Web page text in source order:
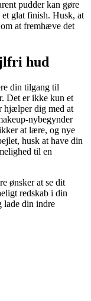
pudder kan gøre
glat finish. Husk, at
at fremhæve det
hud
din tilgang til
Det er ikke kun et
hjælper dig med at
nybegynder
at lære, og nye
husk at have din
til en
ønsker at se dit
redskab i din
lade din indre